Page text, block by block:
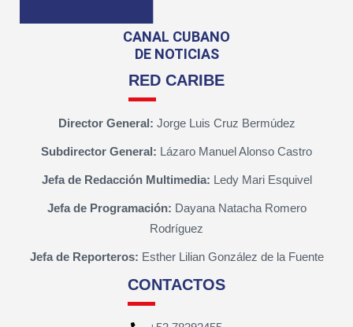
CANAL CUBANO
DE NOTICIAS
RED CARIBE
Director General: Jorge Luis Cruz Bermúdez
Subdirector General: Lázaro Manuel Alonso Castro
Jefa de Redacción Multimedia: Ledy Mari Esquivel
Jefa de Programación: Dayana Natacha Romero
Rodríguez
Jefa de Reporteros: Esther Lilian González de la Fuente
CONTACTOS